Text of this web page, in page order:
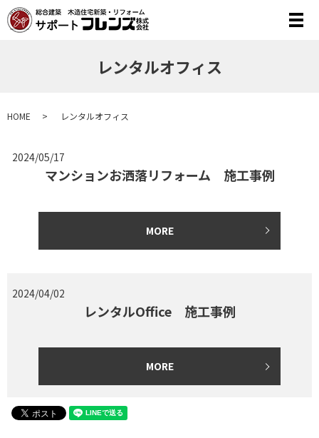
メ
レンタルオフィス
HOME レンタルオフィス
2024/05/17
マンションお洒落リフォーム 施工事例
MORE
2024/04/02
レンタルOffice 施工事例
MORE